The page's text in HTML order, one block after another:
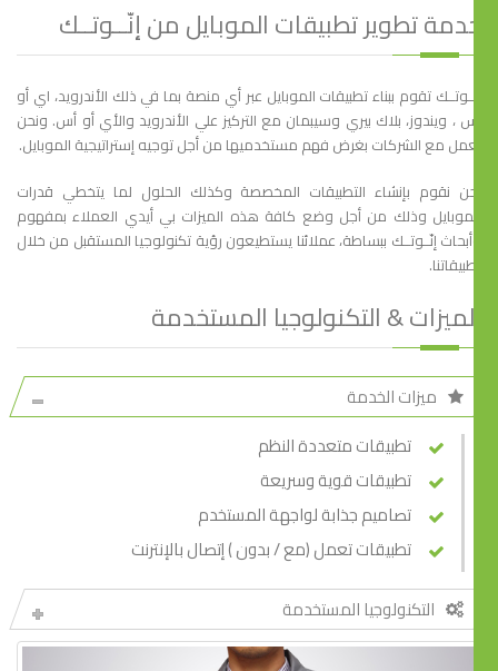
تطوير تطبيقات الموبايل من إنّــوتــك
تقوم ببناء تطبيقات الموبايل عبر أي منصة بما في ذلك الأندرويد، اي أو
، ويندوز، بلاك بيري وسيبمان مع التركيز علي الأندرويد والأي أو أس. ونحن
مع الشركات بغرض فهم مستخدميها من أجل توجيه إستراتيجية الموبايل.
نقوم بإنشاء التطبيقات المخصصة وكذلك الحلول لما يتخطي قدرات
وذلك من أجل وضع كافة هذه الميزات بي أيدي العملاء بمفهوم
إنّــوتــك ببساطة، عملائنا يستطيعون رؤية تكنولوجيا المستقبل من خلال
& التكنولوجيا المستخدمة
ميزات الخدمة
تطبيقات متعددة النظم
تطبيقات قوية وسريعة
تصاميم جذابة لواجهة المستخدم
تطبيقات تعمل (مع / بدون ) إتصال بالإنترنت
التكنولوجيا المستخدمة